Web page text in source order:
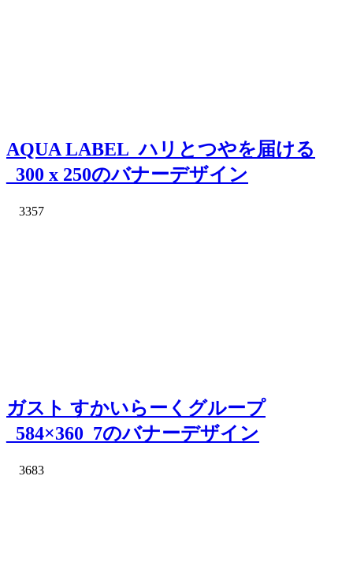
AQUA LABEL_ハリとつやを届ける
_300 x 250のバナーデザイン
3357
ガスト すかいらーくグループ
_584×360_7のバナーデザイン
3683